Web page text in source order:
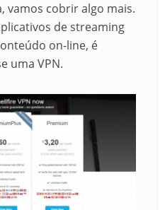
vamos cobrir algo mais.
de streaming
on-line, é
uma VPN.